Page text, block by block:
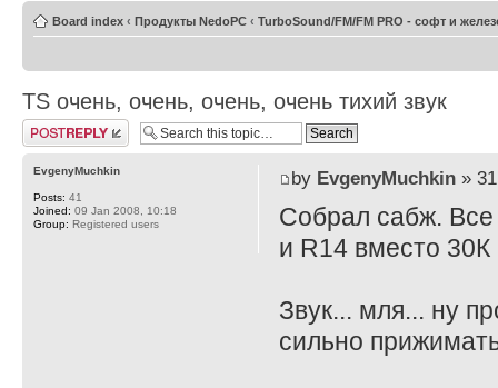
Board index ‹ Продукты NedoPC ‹ TurboSound/FM/FM PRO - софт и
TS очень, очень, очень, очень тихий звук
Post a reply
by EvgenyMuchkin» 31
Собрал сабж.
и R14 вместо 30К
Звук... мля... ну
сильно
EvgenyMuchkin
Posts: 41
Joined: 09 Jan 2008, 10:18
Group: Registered users